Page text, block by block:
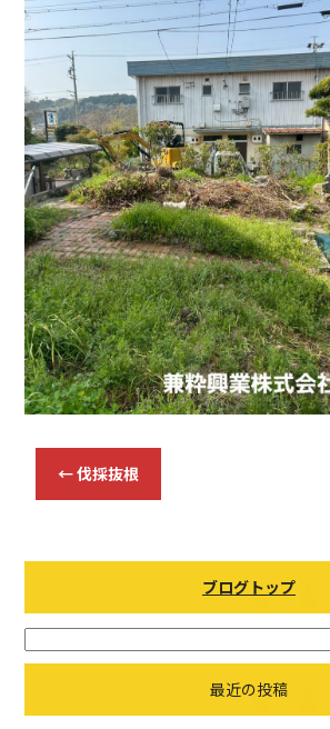
e
b
o
o
k
←伐採抜根
ブログトップ
最近の投稿